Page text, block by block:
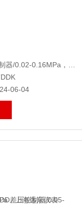
06-04